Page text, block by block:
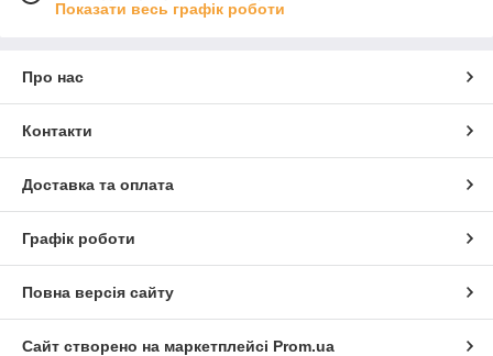
Показати весь графік роботи
Про нас
Контакти
Доставка та оплата
Графік роботи
Повна версія сайту
Сайт створено на маркетплейсі Prom.ua